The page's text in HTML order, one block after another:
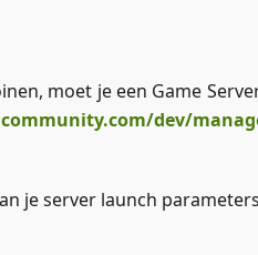
moet je een Game
dev/
je server launch